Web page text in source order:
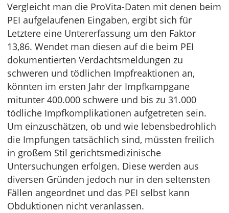
Vergleicht man die ProVita-Daten mit denen beim
PEI aufgelaufenen Eingaben, ergibt sich für
Letztere eine Untererfassung um den Faktor
13,86. Wendet man diesen auf die beim PEI
dokumentierten Verdachtsmeldungen zu
schweren und tödlichen Impfreaktionen an,
könnten im ersten Jahr der Impfkampgane
mitunter 400.000 schwere und bis zu 31.000
tödliche Impfkomplikationen aufgetreten sein.
Um einzuschätzen, ob und wie lebensbedrohlich
die Impfungen tatsächlich sind, müssten freilich
in großem Stil gerichtsmedizinische
Untersuchungen erfolgen. Diese werden aus
diversen Gründen jedoch nur in den seltensten
Fällen angeordnet und das PEI selbst kann
Obduktionen nicht veranlassen.